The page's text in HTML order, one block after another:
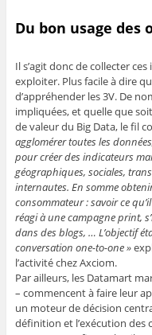
Du bon usage des
Il s’agit donc de collecter
exploiter. Plus facile à dire
d’appréhender les 3V. De
impliquées, et quelle que
de valeur du Big Data, le fil
agglomérer toutes les
pour créer des indicateurs
géographiques, sociales,
internautes. En somme
consommateur : savoir ce
réagi à une campagne print,
dans des blogs, … L’objectif
conversation one-to-one »
l’activité chez Axciom.
Par ailleurs, les Datamart
– commencent à faire leur
un moteur de décision
définition et l’exécution des